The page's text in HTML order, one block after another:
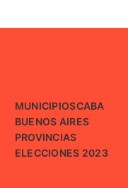
MUNICIPIOSCABA
BUENOS AIRES
PROVINCIAS
ELECCIONES 2023